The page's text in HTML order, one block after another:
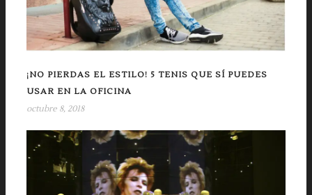
¡NO PIERDAS EL ESTILO! 5 TENIS QUE SÍ PUEDES
USAR EN LA OFICINA
octubre 8, 2018